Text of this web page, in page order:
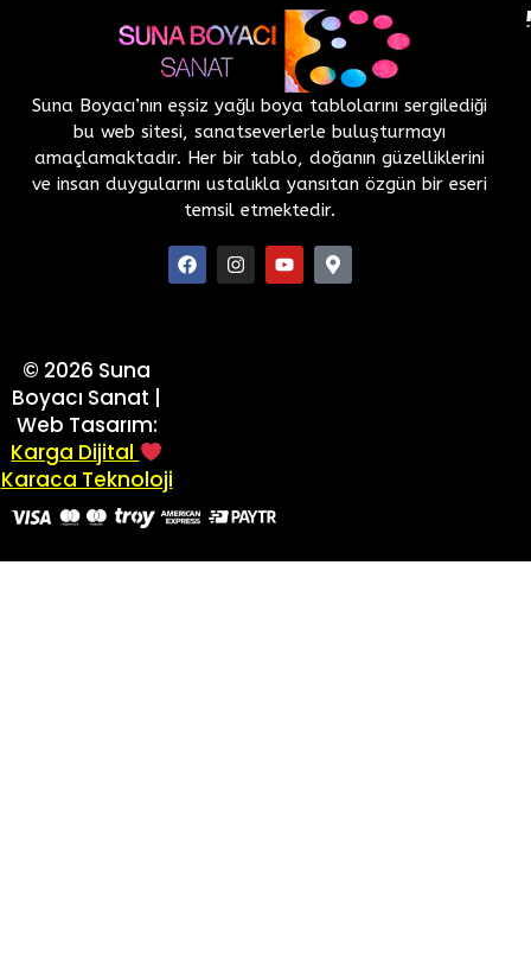
Suna Boyacı’nın eşsiz yağlı boya tablolarını sergilediği
bu web sitesi, sanatseverlerle buluşturmayı
amaçlamaktadır. Her bir tablo, doğanın güzelliklerini
ve insan duygularını ustalıkla yansıtan özgün bir eseri
temsil etmektedir.
© 2026 Suna
Boyacı Sanat |
Web Tasarım:
Karga Dijital
Karaca Teknoloji